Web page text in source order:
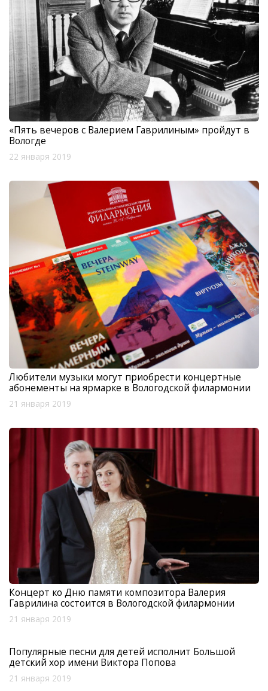
«Пять вечеров с Валерием Гаврилиным» пройдут в
Вологде
22 января 2019
Любители музыки могут приобрести концертные
абонементы на ярмарке в Вологодской филармонии
21 января 2019
Концерт ко Дню памяти композитора Валерия
Гаврилина состоится в Вологодской филармонии
21 января 2019
Популярные песни для детей исполнит Большой
детский хор имени Виктора Попова
21 января 2019